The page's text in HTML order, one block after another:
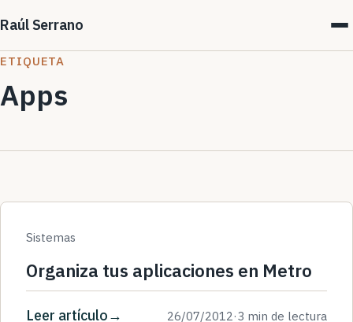
Raúl Serrano
ETIQUETA
Apps
Sistemas
Organiza tus aplicaciones en Metro
Leer artículo 26/07/2012 ·3 min de lectura